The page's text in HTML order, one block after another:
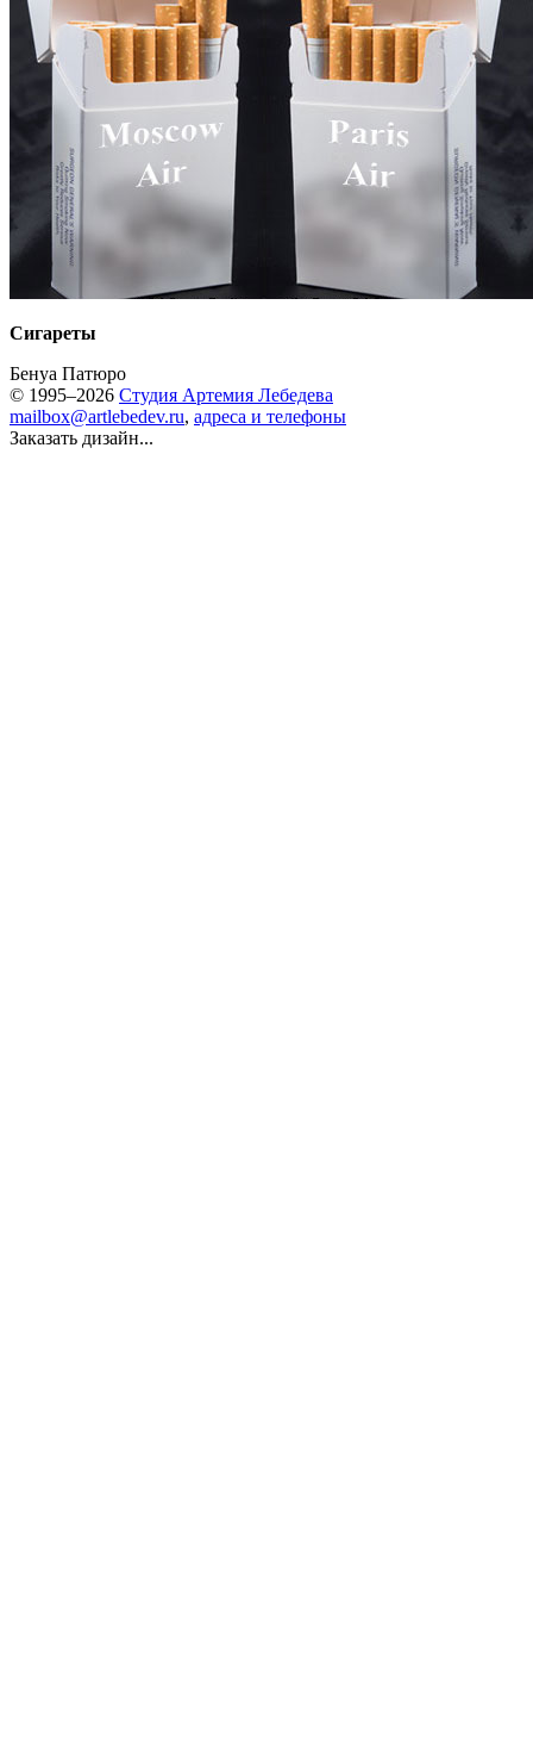
Сигареты
Бенуа Патюро
© 1995–2026 Студия Артемия Лебедева
mailbox@artlebedev.ru, адреса и телефоны
Заказать дизайн...